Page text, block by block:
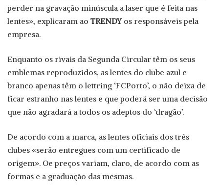
perder na gravação minúscula a laser que é feita nas
lentes», explicaram ao TRENDYos responsáveis pela
empresa.
Enquanto os rivais da Segunda Circular têm os seus
emblemas reproduzidos, as lentes do clube azul e
branco apenas têm o lettring ‘FCPorto’, o não deixa de
ficar estranho nas lentes e que poderá ser uma decisão
que não agradará a todos os adeptos do ‘dragão’.
De acordo com a marca, as lentes oficiais dos três
clubes «serão entregues com um certificado de
origem». Oe preços variam, claro, de acordo com as
formas e a graduação das mesmas.